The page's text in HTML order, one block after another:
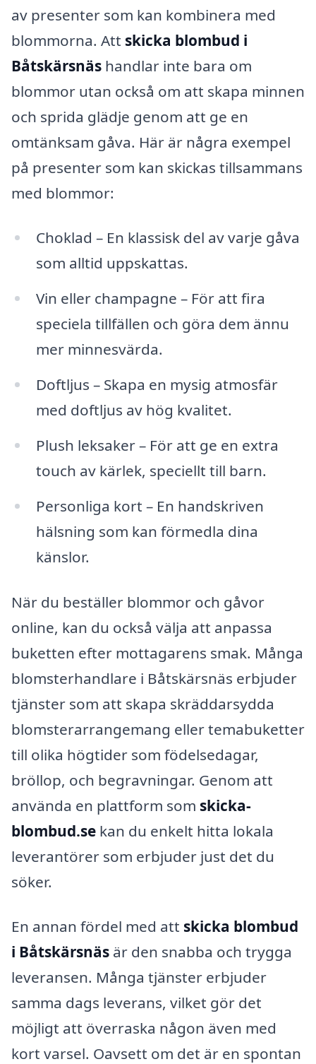
av presenter som kan kombinera med
blommorna. Att skicka blombud i
Båtskärsnäs handlar inte bara om
blommor utan också om att skapa minnen
och sprida glädje genom att ge en
omtänksam gåva. Här är några exempel
på presenter som kan skickas tillsammans
med blommor:
Choklad – En klassisk del av varje gåva
som alltid uppskattas.
Vin eller champagne – För att fira
speciela tillfällen och göra dem ännu
mer minnesvärda.
Doftljus – Skapa en mysig atmosfär
med doftljus av hög kvalitet.
Plush leksaker – För att ge en extra
touch av kärlek, speciellt till barn.
Personliga kort – En handskriven
hälsning som kan förmedla dina
känslor.
När du beställer blommor och gåvor
online, kan du också välja att anpassa
buketten efter mottagarens smak. Många
blomsterhandlare i Båtskärsnäs erbjuder
tjänster som att skapa skräddarsydda
blomsterarrangemang eller temabuketter
till olika högtider som födelsedagar,
bröllop, och begravningar. Genom att
använda en plattform som skicka-
blombud.se kan du enkelt hitta lokala
leverantörer som erbjuder just det du
söker.
En annan fördel med att skicka blombud
i Båtskärsnäs är den snabba och trygga
leveransen. Många tjänster erbjuder
samma dags leverans, vilket gör det
möjligt att överraska någon även med
kort varsel. Oavsett om det är en spontan